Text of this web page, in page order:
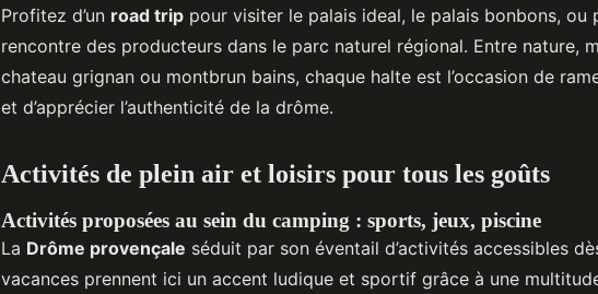
Profitez d’un road trip pour visiter le palais ideal, le palais bonbons, ou
rencontre des producteurs dans le parc naturel régional. Entre nature,
chateau grignan ou montbrun bains, chaque halte est l’occasion de
et d’apprécier l’authenticité de la drôme.
Activités de plein air et loisirs pour tous les goûts
Activités proposées au sein du camping : sports, jeux, piscine
La Drôme provençale séduit par son éventail d’activités accessibles
vacances prennent ici un accent ludique et sportif grâce à une